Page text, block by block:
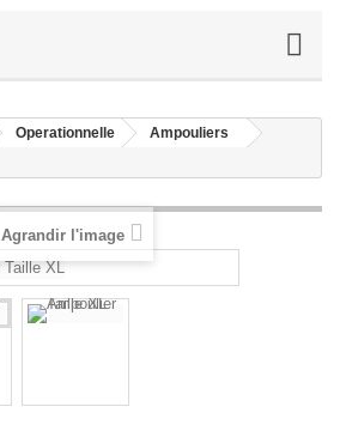
Operationnelle
Ampouliers
Agrandir l'image